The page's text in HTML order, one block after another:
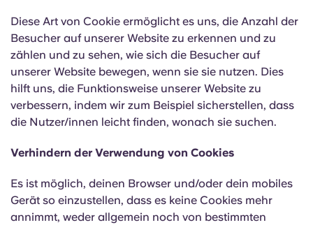
Italian
French
Portuguese
Diese Art von Cookie ermöglicht es uns, die Anzahl der
Besucher auf unserer Website zu erkennen und zu
zählen und zu sehen, wie sich die Besucher auf
unserer Website bewegen, wenn sie sie nutzen. Dies
hilft uns, die Funktionsweise unserer Website zu
verbessern, indem wir zum Beispiel sicherstellen, dass
die Nutzer/innen leicht finden, wonach sie suchen.
Verhindern der Verwendung von Cookies
Es ist möglich, deinen Browser und/oder dein mobiles
Gerät so einzustellen, dass es keine Cookies mehr
annimmt, weder allgemein noch von bestimmten